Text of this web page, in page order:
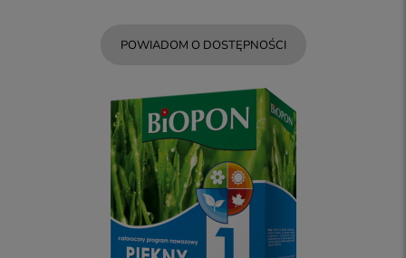
POWIADOM O DOSTĘPNOŚCI